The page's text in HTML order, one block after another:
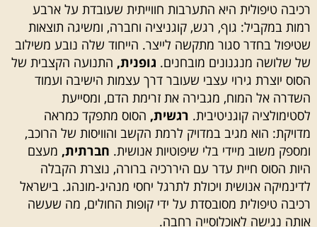
רכיבה טיפולית היא התערבות חווייתית שעובדת על ארבע
רמות במקביל: גוף, רגש, קוגניציה וחברה, ומשיגה תוצאות
שטיפול בחדר סגור מתקשה לייצר. הייחוד שלה נובע משילוב
של שלושה מנגנונים מובחנים. גופנית, התנועה הקצבית של
הסוס יוצרת גירוי עצבי שעובר דרך עצמות הישיבה ועמוד
השדרה אל המוח, מגבירה את זרימת הדם, ומסייעת
לסטימולציה קוגניטיבית. רגשית, הסוס מתפקד כמראה
מדויקת: הוא מגיב במדויק לרמת הקשב והוויסות של הרוכב,
ומספק משוב מיידי בלי שיפוטיות אנושית. חברתית, מעצם
היות הסוס חיית עדר עם היררכיה ברורה, נוצרת הקבלה
לדינמיקה אנושית ויכולת לתרגל יחסי מנהיג-מונהג. בישראל
רכיבה טיפולית מסובסדת על ידי קופות החולים, מה שעשה
אותה נגישה לאוכלוסייה רחבה.